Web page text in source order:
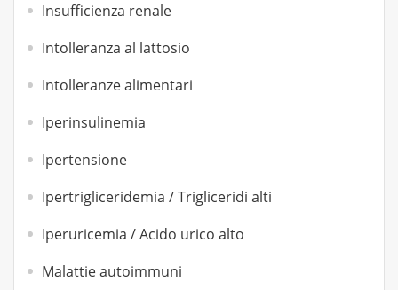
Insufficienza renale
Intolleranza al lattosio
Intolleranze alimentari
Iperinsulinemia
Ipertensione
Ipertrigliceridemia / Trigliceridi alti
Iperuricemia / Acido urico alto
Malattie autoimmuni